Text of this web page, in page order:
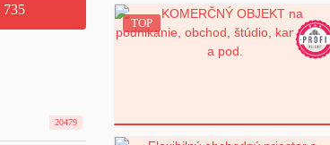
735
20479
TOP